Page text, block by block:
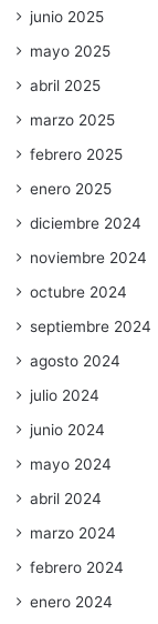
junio 2025
mayo 2025
abril 2025
marzo 2025
febrero 2025
enero 2025
diciembre 2024
noviembre 2024
octubre 2024
septiembre 2024
agosto 2024
julio 2024
junio 2024
mayo 2024
abril 2024
marzo 2024
febrero 2024
enero 2024